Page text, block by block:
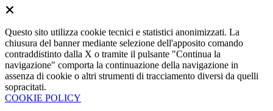
Questo sito utilizza cookie tecnici e statistici anonimizzati. La
chiusura del banner mediante selezione dell'apposito comando
contraddistinto dalla X o tramite il pulsante "Continua la
navigazione" comporta la continuazione della navigazione in
assenza di cookie o altri strumenti di tracciamento diversi da quelli
sopracitati.
COOKIE POLICY